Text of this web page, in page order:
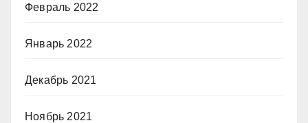
Февраль 2022
Январь 2022
Декабрь 2021
Ноябрь 2021